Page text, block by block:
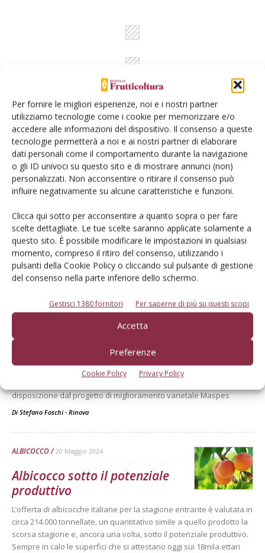
Per fornire le migliori esperienze, noi e i nostri partner
utilizziamo tecnologie come i cookie per memorizzare e/o
accedere alle informazioni del dispositivo. Il consenso a queste
tecnologie permetterà a noi e ai nostri partner di elaborare
dati personali come il comportamento durante la navigazione
o gli ID univoci su questo sito e di mostrare annunci (non)
personalizzati. Non acconsentire o ritirare il consenso può
influire negativamente su alcune caratteristiche e funzioni.
Clicca qui sotto per acconsentire a quanto sopra o per fare
scelte dettagliate. Le tue scelte saranno applicate solamente a
questo sito. È possibile modificare le impostazioni in qualsiasi
momento, compreso il ritiro del consenso, utilizzando i
pulsanti della Cookie Policy o cliccando sul pulsante di gestione
del consenso nella parte inferiore dello schermo.
Gestisci 1380 fornitori Per saperne di più su questi scopi
Accetta
Preferenze
Cookie Policy Privacy Policy
Dalla stessa categoria
ALBICOCCO 13 Febbraio 2026
Albicocco, strategie per
scongiurare il collasso in
Piemonte
Per far fronte alla contrazione delle superfici ed evitare la crisi del
comparto, si punta su nuove varietà che affianchino la storica
albicocca “La Tonda” al centro di una strategia di valorizzazione
Davide Gallesio
MIGLIORAMENTO GENETICO 18 Giugno 2025
Albicocche, pesche e nettarine:
Maspes ha dato buoni frutti
Qualità organolettiche, lenta maturazione e tolleranza alle malattie
sono i principali obiettivi del programma di breeding. Di seguito la
disposizione dal progetto di miglioramento varietale Maspes
Di Stefano Foschi - Rinova -
ALBICOCCO 20 Maggio 2024
Albicocco sotto il potenziale
produttivo
L’offerta di albicocche italiane per la stagione entrante è valutata in
circa 214.000 tonnellate, un quantitativo simile a quello prodotto la
scorsa stagione e, ancora una volta, sotto il potenziale produttivo.
Sempre in calo le superfici che si attestano oggi sui 18mila ettari